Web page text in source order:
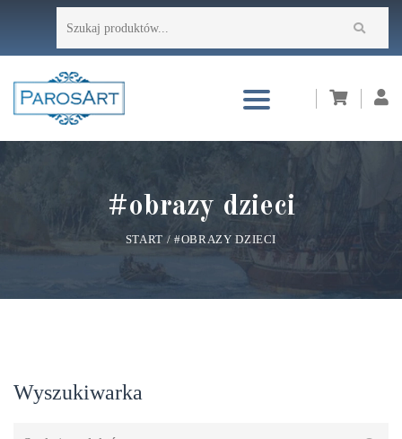
#obrazy dzieci
START /#OBRAZY DZIECI
Wyszukiwarka